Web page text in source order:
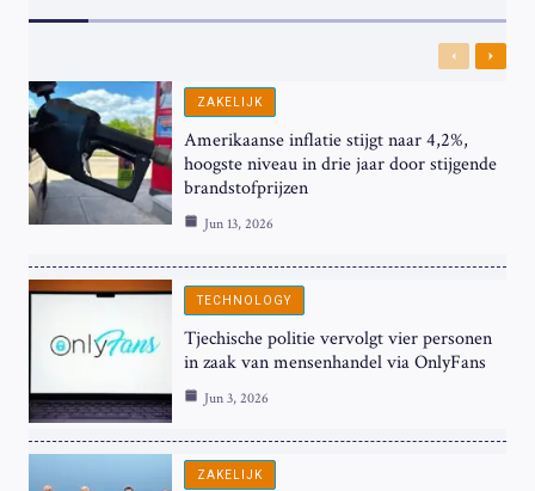
Previous
Next
ZAKELIJK
Amerikaanse inflatie stijgt naar 4,2%,
hoogste niveau in drie jaar door stijgende
brandstofprijzen
Jun 13, 2026
TECHNOLOGY
Tjechische politie vervolgt vier personen
in zaak van mensenhandel via OnlyFans
Jun 3, 2026
ZAKELIJK